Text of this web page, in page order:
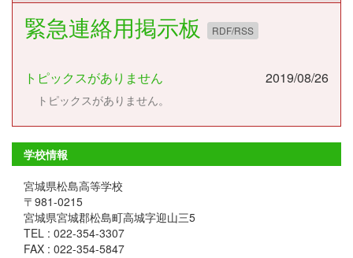
緊急連絡用掲示板 RDF/RSS
トピックスがありません 2019/08/26
トピックスがありません。
学校情報
宮城県松島高等学校
〒981-0215
宮城県宮城郡松島町高城字迎山三5
TEL : 022-354-3307
FAX : 022-354-5847